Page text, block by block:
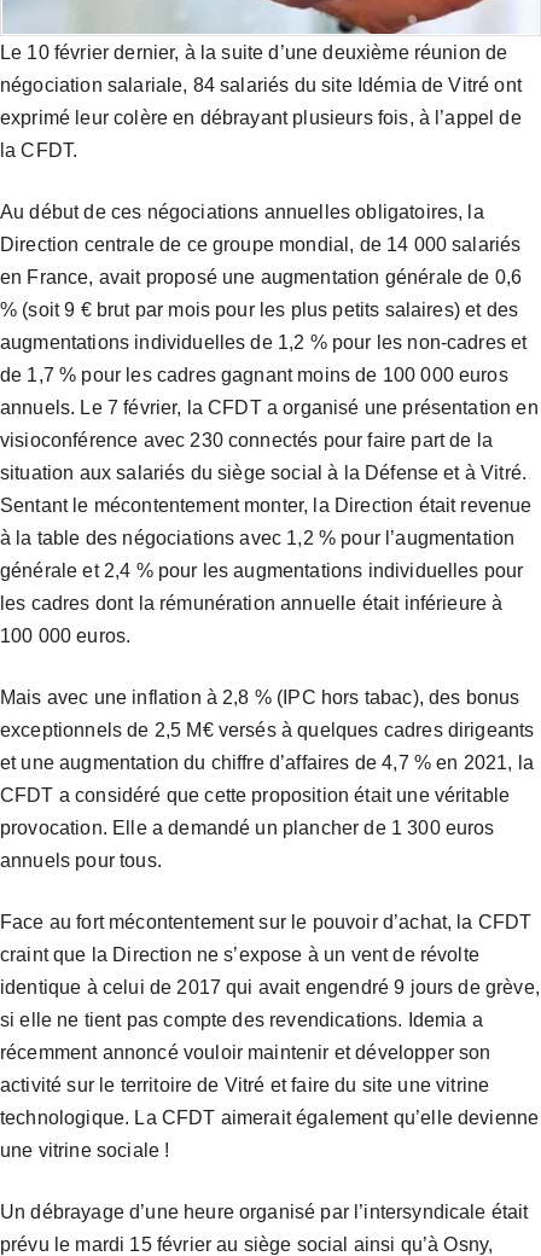
Le 10 février dernier, à la suite d’une deuxième réunion de
négociation salariale, 84 salariés du site Idémia de Vitré ont
exprimé leur colère en débrayant plusieurs fois, à l’appel de
la CFDT.
Au début de ces négociations annuelles obligatoires, la
Direction centrale de ce groupe mondial, de 14 000 salariés
en France, avait proposé une augmentation générale de 0,6
% (soit 9 € brut par mois pour les plus petits salaires) et des
augmentations individuelles de 1,2 % pour les non-cadres et
de 1,7 % pour les cadres gagnant moins de 100 000 euros
annuels. Le 7 février, la CFDT a organisé une présentation en
visioconférence avec 230 connectés pour faire part de la
situation aux salariés du siège social à la Défense et à Vitré.
Sentant le mécontentement monter, la Direction était revenue
à la table des négociations avec 1,2 % pour l’augmentation
générale et 2,4 % pour les augmentations individuelles pour
les cadres dont la rémunération annuelle était inférieure à
100 000 euros.
Mais avec une inflation à 2,8 % (IPC hors tabac), des bonus
exceptionnels de 2,5 M€ versés à quelques cadres dirigeants
et une augmentation du chiffre d’affaires de 4,7 % en 2021, la
CFDT a considéré que cette proposition était une véritable
provocation. Elle a demandé un plancher de 1 300 euros
annuels pour tous.
Face au fort mécontentement sur le pouvoir d’achat, la CFDT
craint que la Direction ne s’expose à un vent de révolte
identique à celui de 2017 qui avait engendré 9 jours de grève,
si elle ne tient pas compte des revendications. Idemia a
récemment annoncé vouloir maintenir et développer son
activité sur le territoire de Vitré et faire du site une vitrine
technologique. La CFDT aimerait également qu’elle devienne
une vitrine sociale !
Un débrayage d’une heure organisé par l’intersyndicale était
prévu le mardi 15 février au siège social ainsi qu’à Osny,